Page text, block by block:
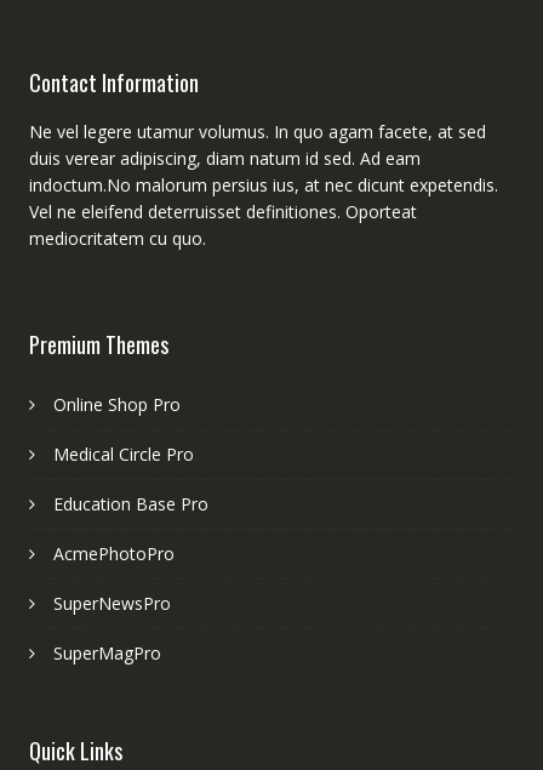
Contact Information
Ne vel legere utamur volumus. In quo agam facete, at sed
duis verear adipiscing, diam natum id sed. Ad eam
indoctum.No malorum persius ius, at nec dicunt expetendis.
Vel ne eleifend deterruisset definitiones. Oporteat
mediocritatem cu quo.
Premium Themes
Online Shop Pro
Medical Circle Pro
Education Base Pro
AcmePhotoPro
SuperNewsPro
SuperMagPro
Quick Links